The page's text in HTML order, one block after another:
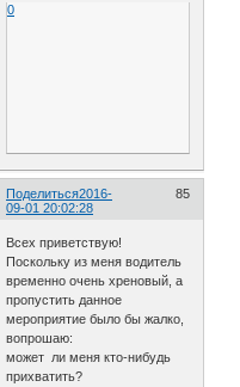
0
Поделиться 85
2016-
09-01 20:02:28
Всех приветствую!
Поскольку из меня водитель
временно очень хреновый, а
пропустить данное
мероприятие было бы жалко,
вопрошаю:
может ли меня кто-нибудь
прихватить?